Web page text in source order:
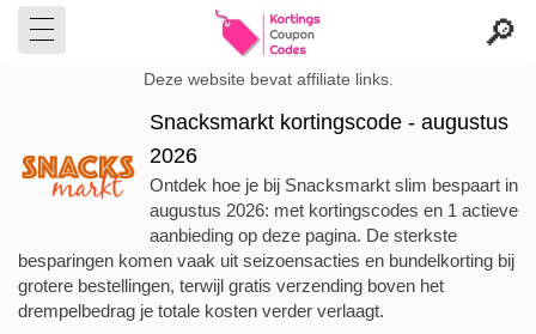
Deze website bevat affiliate links.
Snacksmarkt kortingscode - augustus
2026
Ontdek hoe je bij Snacksmarkt slim bespaart in
augustus 2026: met kortingscodes en 1 actieve
aanbieding op deze pagina. De sterkste
besparingen komen vaak uit seizoensacties en bundelkorting bij
grotere bestellingen, terwijl gratis verzending boven het
drempelbedrag je totale kosten verder verlaagt.